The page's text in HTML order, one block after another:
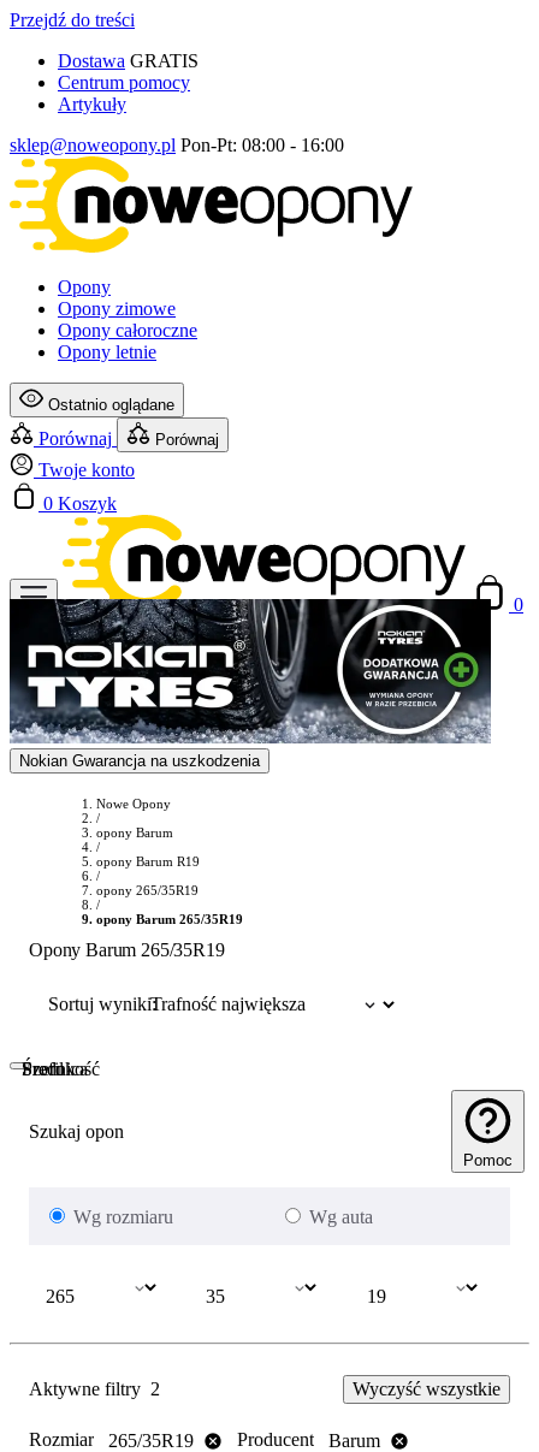
Przejdź do treści
Dostawa GRATIS
Centrum pomocy
Artykuły
sklep@noweopony.pl Pon-Pt: 08:00 - 16:00
Opony
Opony zimowe
Opony całoroczne
Opony letnie
Ostatnio oglądane
Porównaj Porównaj
Twoje konto
0 Koszyk
0
Nokian Gwarancja na uszkodzenia
Nowe Opony
/
opony Barum
/
opony Barum R19
/
opony 265/35R19
/
opony Barum 265/35R19
Opony Barum 265/35R19
Sortuj wyniki:
Szukaj opon
Pomoc
Wg rozmiaru Wg auta
Szerokość
Profil
Średnica
Aktywne filtry 2 Wyczyść wszystkie
Rozmiar 265/35R19 Producent Barum